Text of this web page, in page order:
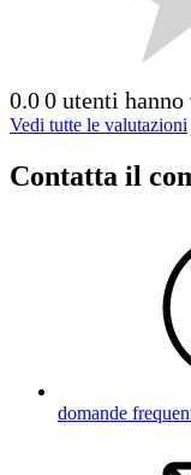
0.00 utenti hanno
Vedi tutte le valutazioni
Contatta il
domande